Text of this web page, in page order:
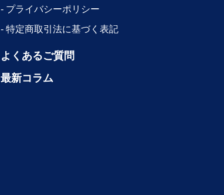
プライバシーポリシー
特定商取引法に基づく表記
よくあるご質問
最新コラム